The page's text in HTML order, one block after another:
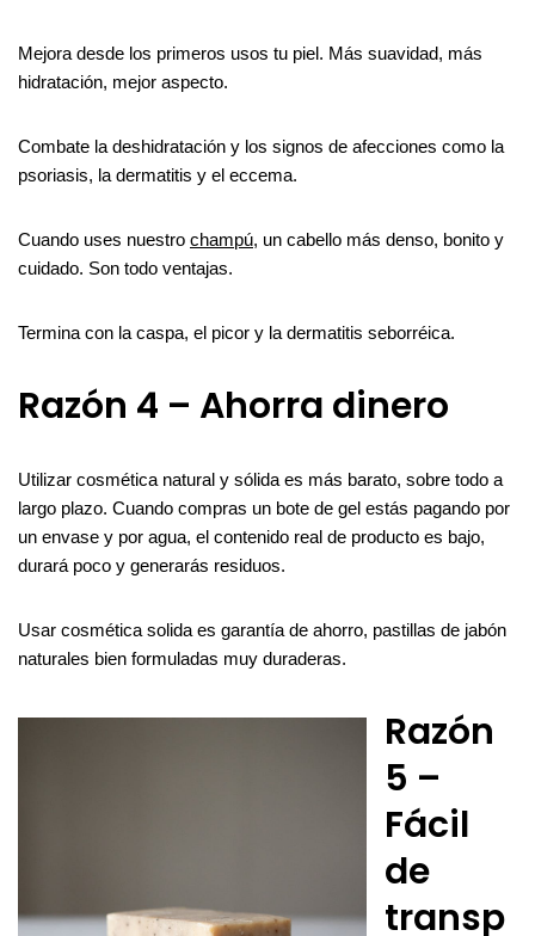
Mejora desde los primeros usos tu piel. Más suavidad, más
hidratación, mejor aspecto.
Combate la deshidratación y los signos de afecciones como la
psoriasis, la dermatitis y el eccema.
Cuando uses nuestro champú, un cabello más denso, bonito y
cuidado. Son todo ventajas.
Termina con la caspa, el picor y la dermatitis seborréica.
Razón 4 – Ahorra dinero
Utilizar cosmética natural y sólida es más barato, sobre todo a
largo plazo. Cuando compras un bote de gel estás pagando por
un envase y por agua, el contenido real de producto es bajo,
durará poco y generarás residuos.
Usar cosmética solida es garantía de ahorro, pastillas de jabón
naturales bien formuladas muy duraderas.
Razón
5 –
Fácil
de
transp